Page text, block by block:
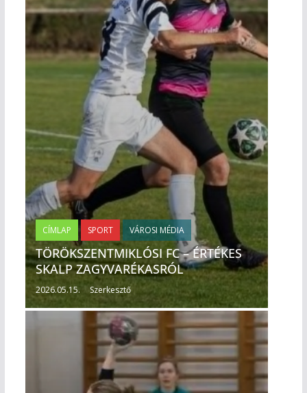
CÍMLAP SPORT VÁROSI MÉDIA
TÖRÖKSZENTMIKLÓSI FC – ÉRTÉKES
SKALP ZAGYVARÉKASRÓL
2026.05.15. Szerkesztő